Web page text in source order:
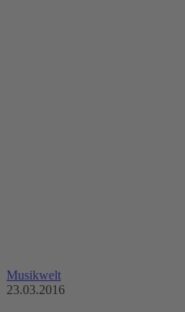
Musikwelt
23.03.2016